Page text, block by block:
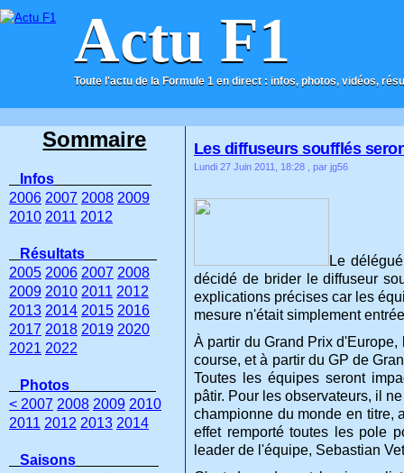
Actu F1
Toute l'actu de la Formule 1 en direct : infos, photos, vidéos,
ACCUEIL CONTACT
Les diffuseurs soufflés
Lundi 27 Juin 2011, 18:28 , par jg56
Le
décidé de brider le diffuseur
explications précises car les
mesure n'était simplement
À partir du Grand Prix
course, et à partir du GP de
Toutes les équipes seront
pâtir. Pour les observateurs, il
championne du monde en titre,
effet remporté toutes les pole
leader de l'équipe, Sebastian
Sommaire
Infos
2006 2007 2008 2009
2010 2011 2012
Résultats
2005 2006 2007 2008
2009 2010 2011 2012
2013 2014 2015 2016
2017 2018 2019 2020
2021 2022
Photos
< 2007 2008 2009 2010
2011 2012 2013 2014
Saisons